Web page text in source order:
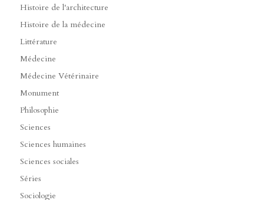
Histoire de l'architecture
Histoire de la médecine
Littérature
Médecine
Médecine Vétérinaire
Monument
Philosophie
Sciences
Sciences humaines
Sciences sociales
Séries
Sociologie